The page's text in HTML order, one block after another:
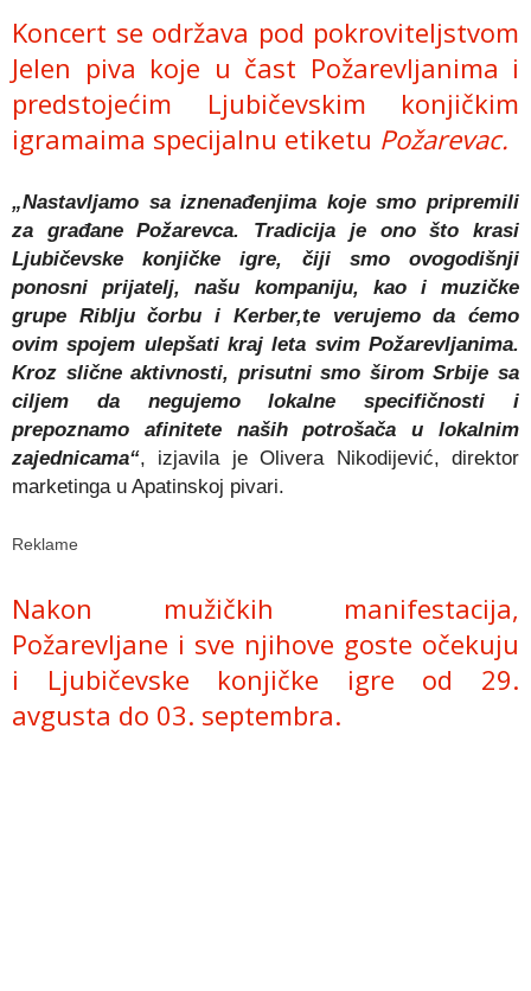
Koncert se održava pod pokroviteljstvom
Jelen piva koje u čast Požarevljanima i
predstojećim Ljubičevskim konjičkim
igramaima specijalnu etiketu Požarevac.
„Nastavljamo sa iznenađenjima koje smo pripremili
za građane Požarevca. Tradicija je ono što krasi
Ljubičevske konjičke igre, čiji smo ovogodišnji
ponosni prijatelj, našu kompaniju, kao i muzičke
grupe Riblju čorbu i Kerber,te verujemo da ćemo
ovim spojem ulepšati kraj leta svim Požarevljanima.
Kroz slične aktivnosti, prisutni smo širom Srbije sa
ciljem da negujemo lokalne specifičnosti i
prepoznamo afinitete naših potrošača u lokalnim
zajednicama“, izjavila je Olivera Nikodijević, direktor
marketinga u Apatinskoj pivari.
Reklame
Nakon mužičkih manifestacija,
Požarevljane i sve njihove goste očekuju
i Ljubičevske konjičke igre od 29.
avgusta do 03. septembra.